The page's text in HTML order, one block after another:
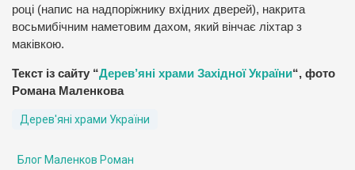
році (напис на надпоріжнику вхідних дверей), накрита
восьмибічним наметовим дахом, який вінчає ліхтар з
маківкою.
Текст із сайту “Дерев’яні храми Західної України“, фото
Романа Маленкова
Дерев'яні храми України
Блог Маленков Роман